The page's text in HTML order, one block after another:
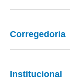
Corregedoria
Institucional